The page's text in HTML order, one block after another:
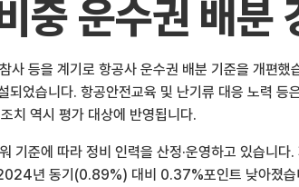
중 운수권 배분
사 등을 계기로 항공사 운수권 배분 기준을 개편
되었습니다. 항공안전교육 및 난기류 대응 노력
치 역시 평가 대상에 반영됩니다.
기준에 따라 정비 인력을 산정·운영하고 있습
년 동기(0.89%) 대비 0.37%포인트 낮아졌습